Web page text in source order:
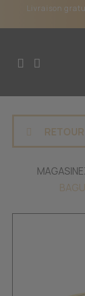
Livraison
RETOUR